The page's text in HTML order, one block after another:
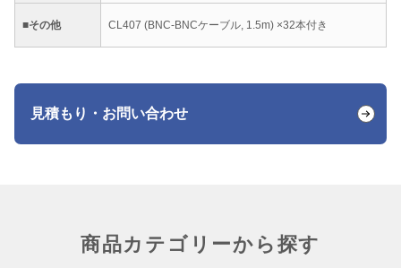
■その他 CL407 (BNC-BNCケーブル, 1.5m) ×32本付き
見積もり・お問い合わせ
商品カテゴリーから探す